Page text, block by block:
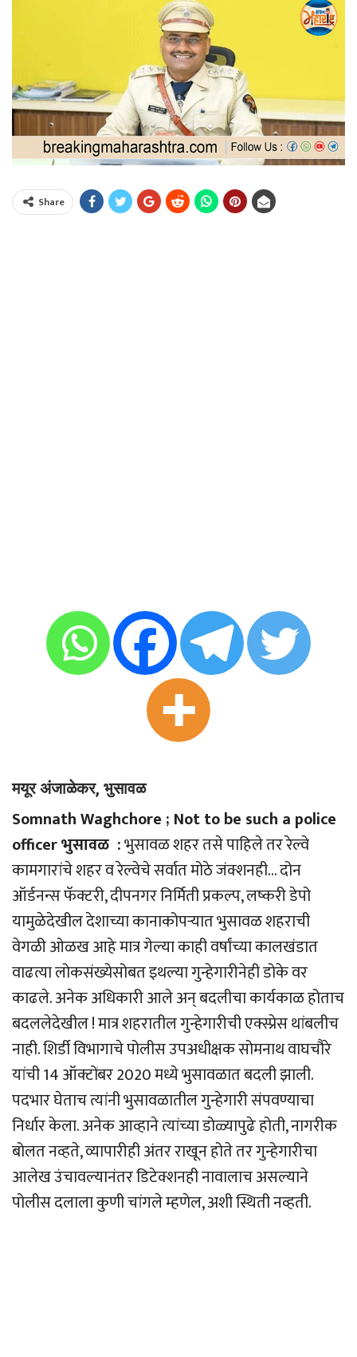
Share
मयूर अंजाळेकर, भुसावळ
Somnath Waghchore ; Not to be such a police
officer भुसावळ :भुसावळ शहर तसे पाहिले तर रेल्वे
कामगारांचे शहर व रेल्वेचे सर्वात मोठे जंक्शनही… दोन
ऑर्डनन्स फॅक्टरी, दीपनगर निर्मिती प्रकल्प, लष्करी डेपो
यामुळेदेखील देशाच्या कानाकोपर्‍यात भुसावळ शहराची
वेगळी ओळख आहे मात्र गेल्या काही वर्षांच्या कालखंडात
वाढत्या लोकसंख्येसोबत इथल्या गुन्हेगारीनेही डोके वर
काढले. अनेक अधिकारी आले अन् बदलीचा कार्यकाळ होताच
बदललेदेखील ! मात्र शहरातील गुन्हेगारीची एक्स्प्रेस थांबलीच
नाही. शिर्डी विभागाचे पोलीस उपअधीक्षक सोमनाथ वाघचौरे
यांची 14 ऑक्टोंबर 2020 मध्ये भुसावळात बदली झाली.
पदभार घेताच त्यांनी भुसावळातील गुन्हेगारी संपवण्याचा
निर्धार केला. अनेक आव्हाने त्यांच्या डोळ्यापुढे होती, नागरीक
बोलत नव्हते, व्यापारीही अंतर राखून होते तर गुन्हेगारीचा
आलेख उंचावल्यानंतर डिटेक्शनही नावालाच असल्याने
पोलीस दलाला कुणी चांगले म्हणेल, अशी स्थिती नव्हती.